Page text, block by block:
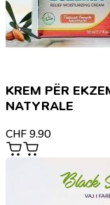
KREM PËR
NATYRALE
CHF 9.90